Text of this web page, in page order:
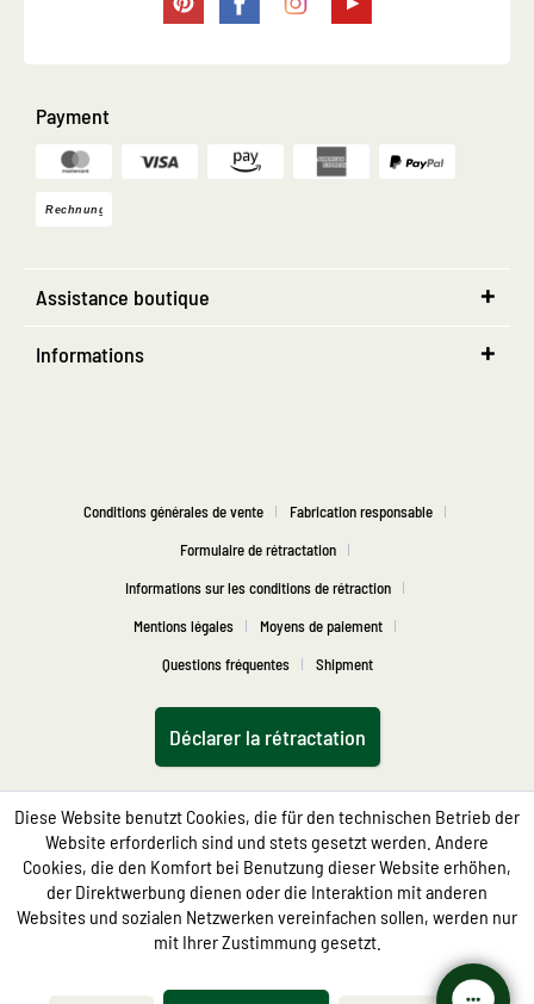
Payment
Assistance boutique
Informations
Conditions générales de vente
Fabrication responsable
Formulaire de rétractation
Informations sur les conditions de rétraction
Mentions légales
Moyens de paiement
Questions fréquentes
Shipment
Déclarer la rétractation
Diese Website benutzt Cookies, die für den technischen Betrieb der
Website erforderlich sind und stets gesetzt werden. Andere
Cookies, die den Komfort bei Benutzung dieser Website erhöhen,
der Direktwerbung dienen oder die Interaktion mit anderen
Websites und sozialen Netzwerken vereinfachen sollen, werden nur
mit Ihrer Zustimmung gesetzt.